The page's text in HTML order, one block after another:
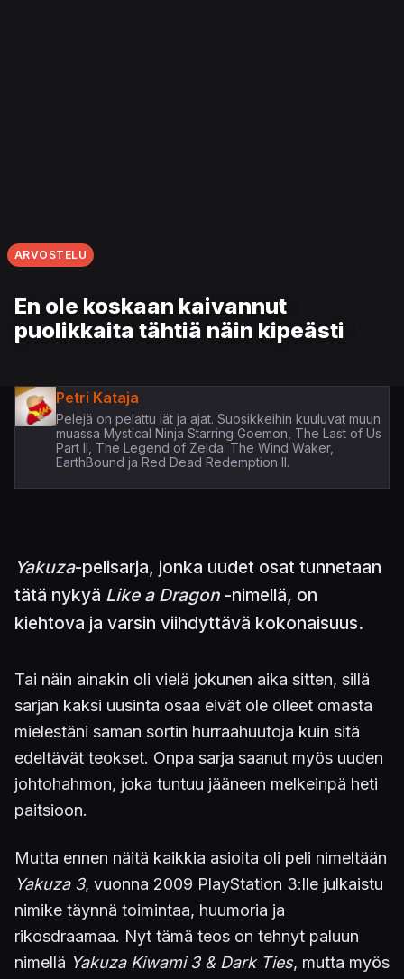
ARVOSTELU
En ole koskaan kaivannut
puolikkaita tähtiä näin kipeästi
Petri Kataja
Pelejä on pelattu iät ja ajat. Suosikkeihin kuuluvat muun
muassa Mystical Ninja Starring Goemon, The Last of Us
Part II, The Legend of Zelda: The Wind Waker,
EarthBound ja Red Dead Redemption II.
Yakuza-pelisarja, jonka uudet osat tunnetaan
tätä nykyä Like a Dragon -nimellä, on
kiehtova ja varsin viihdyttävä kokonaisuus.
Tai näin ainakin oli vielä jokunen aika sitten, sillä
sarjan kaksi uusinta osaa eivät ole olleet omasta
mielestäni saman sortin hurraahuutoja kuin sitä
edeltävät teokset. Onpa sarja saanut myös uuden
johtohahmon, joka tuntuu jääneen melkeinpä heti
paitsioon.
Mutta ennen näitä kaikkia asioita oli peli nimeltään
Yakuza 3, vuonna 2009 PlayStation 3:lle julkaistu
nimike täynnä toimintaa, huumoria ja
rikosdraamaa. Nyt tämä teos on tehnyt paluun
nimellä Yakuza Kiwami 3 & Dark Ties, mutta myös